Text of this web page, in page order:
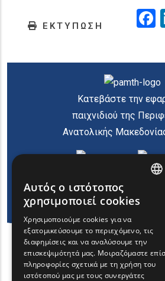
ΕΚΤΥΠΩΣΗ
Κατεβάστε την
παιχνιδιού της
Ανατολικής
FRENCH
Αυτός ο ιστότοπος
χρησιμοποιεί cookies
Χρησιμοποιούμε cookies για να
εξατομικεύσουμε το περιεχόμενο, τις
διαφημίσεις και να αναλύσουμε την
επισκεψιμότητά μας. Μοιραζόμαστε
πληροφορίες σχετικά με τη χρήση του
ιστότοπού μας με τους συνεργάτες